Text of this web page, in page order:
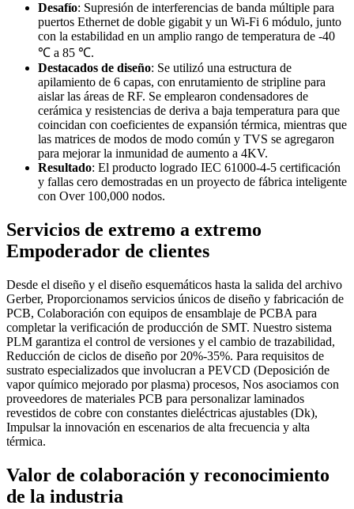
Desafío: Supresión de interferencias de banda múltiple para
puertos Ethernet de doble gigabit y un Wi-Fi 6 módulo, junto
con la estabilidad en un amplio rango de temperatura de -40
℃ a 85 ℃.
Destacados de diseño: Se utilizó una estructura de
apilamiento de 6 capas, con enrutamiento de stripline para
aislar las áreas de RF. Se emplearon condensadores de
cerámica y resistencias de deriva a baja temperatura para que
coincidan con coeficientes de expansión térmica, mientras que
las matrices de modos de modo común y TVS se agregaron
para mejorar la inmunidad de aumento a 4KV.
Resultado: El producto logrado IEC 61000-4-5 certificación
y fallas cero demostradas en un proyecto de fábrica inteligente
con Over 100,000 nodos.
Servicios de extremo a extremo
Empoderador de clientes
Desde el diseño y el diseño esquemáticos hasta la salida del archivo
Gerber, Proporcionamos servicios únicos de diseño y fabricación de
PCB, Colaboración con equipos de ensamblaje de PCBA para
completar la verificación de producción de SMT. Nuestro sistema
PLM garantiza el control de versiones y el cambio de trazabilidad,
Reducción de ciclos de diseño por 20%-35%. Para requisitos de
sustrato especializados que involucran a PEVCD (Deposición de
vapor químico mejorado por plasma) procesos, Nos asociamos con
proveedores de materiales PCB para personalizar laminados
revestidos de cobre con constantes dieléctricas ajustables (Dk),
Impulsar la innovación en escenarios de alta frecuencia y alta
térmica.
Valor de colaboración y reconocimiento
de la industria